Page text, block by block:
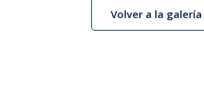
Volver a la galería